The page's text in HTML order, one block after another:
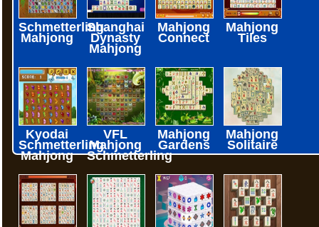
Schmetterling
Mahjong
Shanghai
Dynasty
Mahjong
Mahjong
Connect
Mahjong
Tiles
Kyodai
Schmetterling
Mahjong
VFL
Mahjong
Schmetterling
Mahjong
Gardens
Mahjong
Solitaire